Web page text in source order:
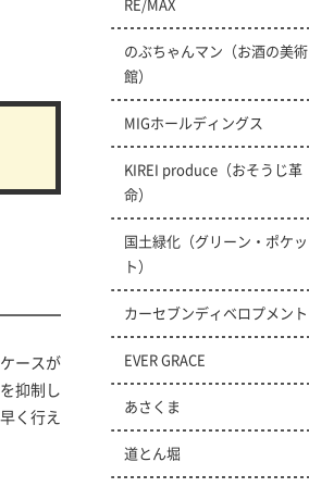
ースが
抑制し
く行え
のぶちゃんマン（お酒の美術
館）
MIGホールディングス
KIREI produce（おそうじ革
命）
国土緑化（グリーン・ポケッ
ト）
カーセブンディベロプメント
EVER GRACE
あさくま
道とん堀